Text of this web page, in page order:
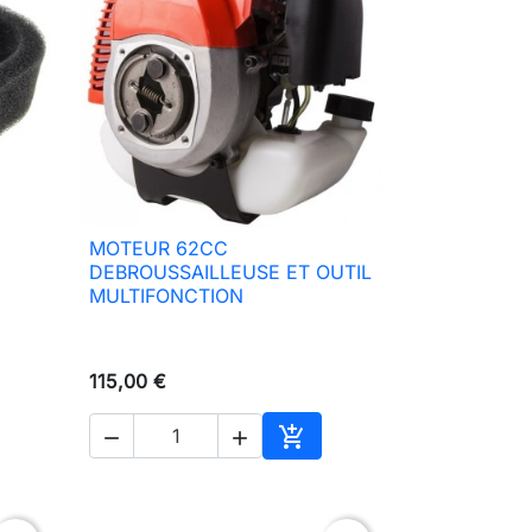
au panier
 Aperçu rapide
MOTEUR 62CC
DEBROUSSAILLEUSE ET OUTIL
MULTIFONCTION
115,00 €
  
Ajouter au panier